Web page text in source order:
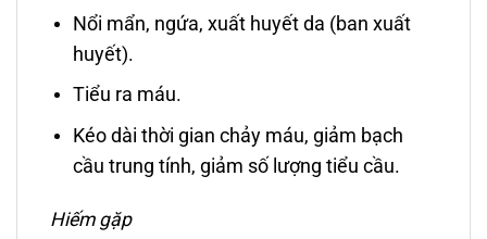
Nổi mẩn, ngứa, xuất huyết da (ban xuất
huyết).
Tiểu ra máu.
Kéo dài thời gian chảy máu, giảm bạch
cầu trung tính, giảm số lượng tiểu cầu.
Hiếm gặp